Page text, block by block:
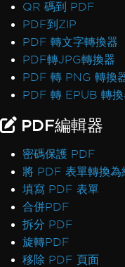
QR 碼到 PDF
PDF到ZIP
PDF 轉文字轉換器
PDF轉JPG轉換器
PDF 轉 PNG 轉換
PDF 轉 EPUB 轉換
PDF編輯器
密碼保護 PDF
將 PDF 表單轉換為
填寫 PDF 表單
合併PDF
拆分 PDF
旋轉PDF
移除 PDF 頁面